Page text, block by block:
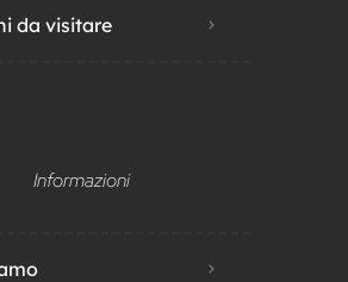
da visitare
Informazioni